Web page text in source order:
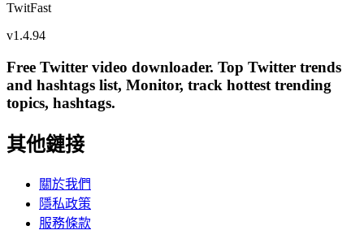
TwitFast
v1.4.94
Free Twitter video downloader. Top Twitter trends
and hashtags list, Monitor, track hottest trending
topics, hashtags.
其他鏈接
關於我們
隱私政策
服務條款